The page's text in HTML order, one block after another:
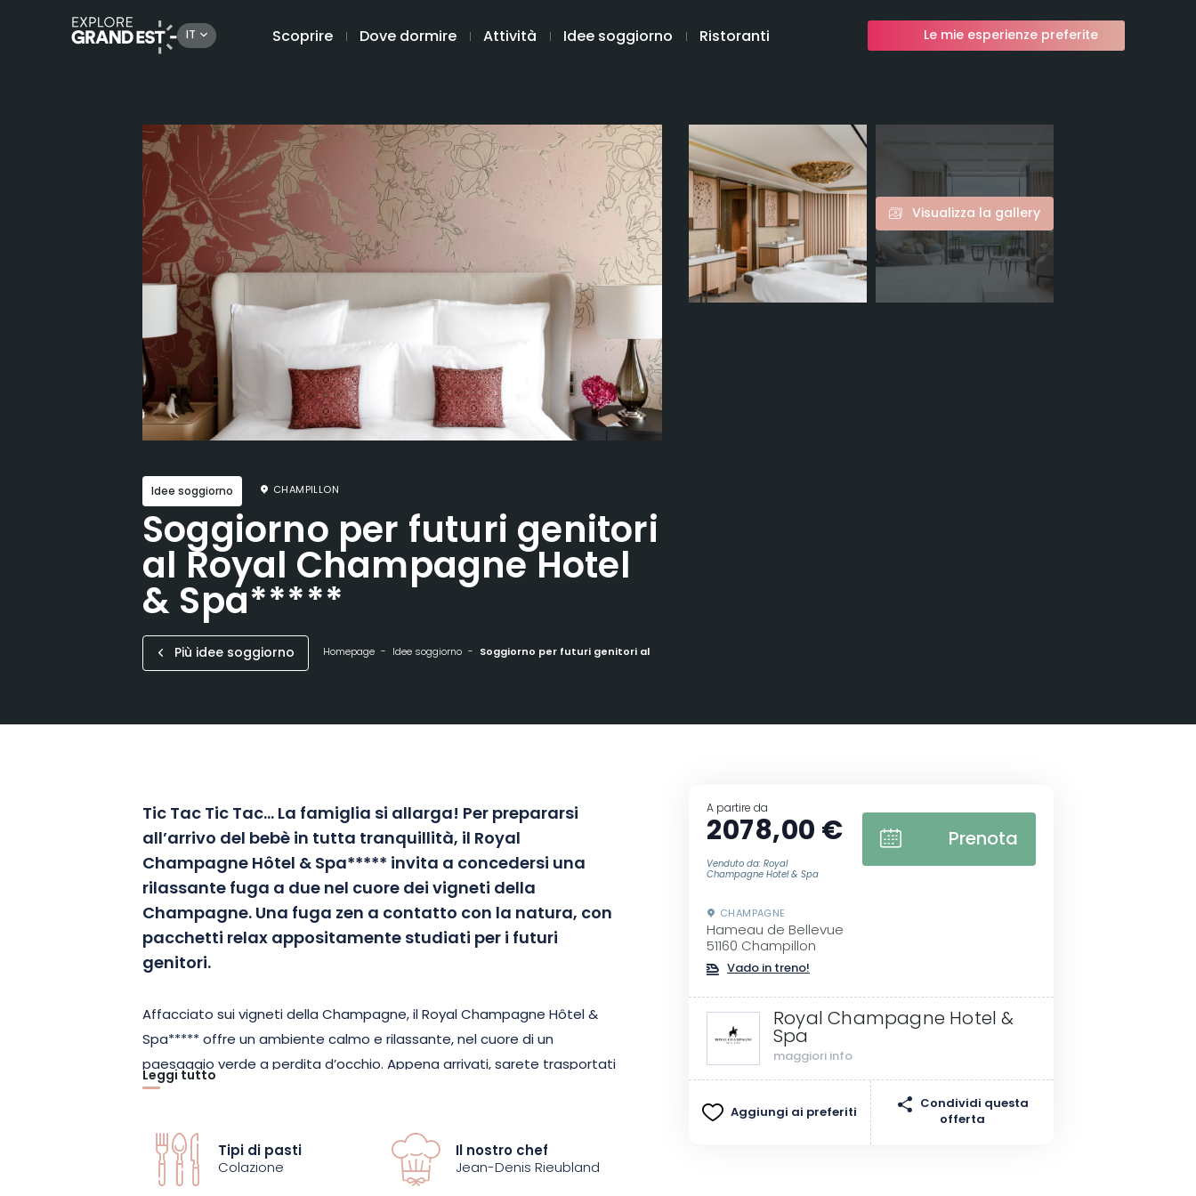
IT Scoprire Dove dormire Attività Idee soggiorno Ristoranti Le mie esperienze preferite
Visualizza la gallery
Idee soggiorno CHAMPILLON
Soggiorno per futuri genitori
al Royal Champagne Hotel
& Spa*****
Più idee soggiorno Homepage Idee soggiorno Soggiorno per futuri genitori al Royal Champagne Hotel & Spa*****
Tic Tac Tic Tac… La famiglia si allarga! Per prepararsi
all’arrivo del bebè in tutta tranquillità, il Royal
Champagne Hôtel & Spa***** invita a concedersi una
rilassante fuga a due nel cuore dei vigneti della
Champagne. Una fuga zen a contatto con la natura, con
pacchetti relax appositamente studiati per i futuri
genitori.
Affacciato sui vigneti della Champagne, il Royal Champagne Hôtel &
Spa***** offre un ambiente calmo e rilassante, nel cuore di un
paesaggio verde a perdita d’occhio. Appena arrivati, sarete trasportati
da una sensazione di tranquillità e benessere. Sistematevi in una delle
Suite, la Champagne Junior Suite, la Royal Junior Suite e la Suite Marie
Louise, ognuna vi cullerà in un’atmosfera piena di morbidezza e finezza.
Leggi tutto
Tipi di pasti
Colazione
Il nostro chef
Jean-Denis Rieubland
A partire da
2078,00 €
Venduto da: Royal
Champagne Hotel & Spa
Prenota
CHAMPAGNE
Hameau de Bellevue
51160 Champillon
Vado in treno!
Royal Champagne Hotel &
Spa
maggiori info
Aggiungi ai preferiti
Condividi questa
offerta